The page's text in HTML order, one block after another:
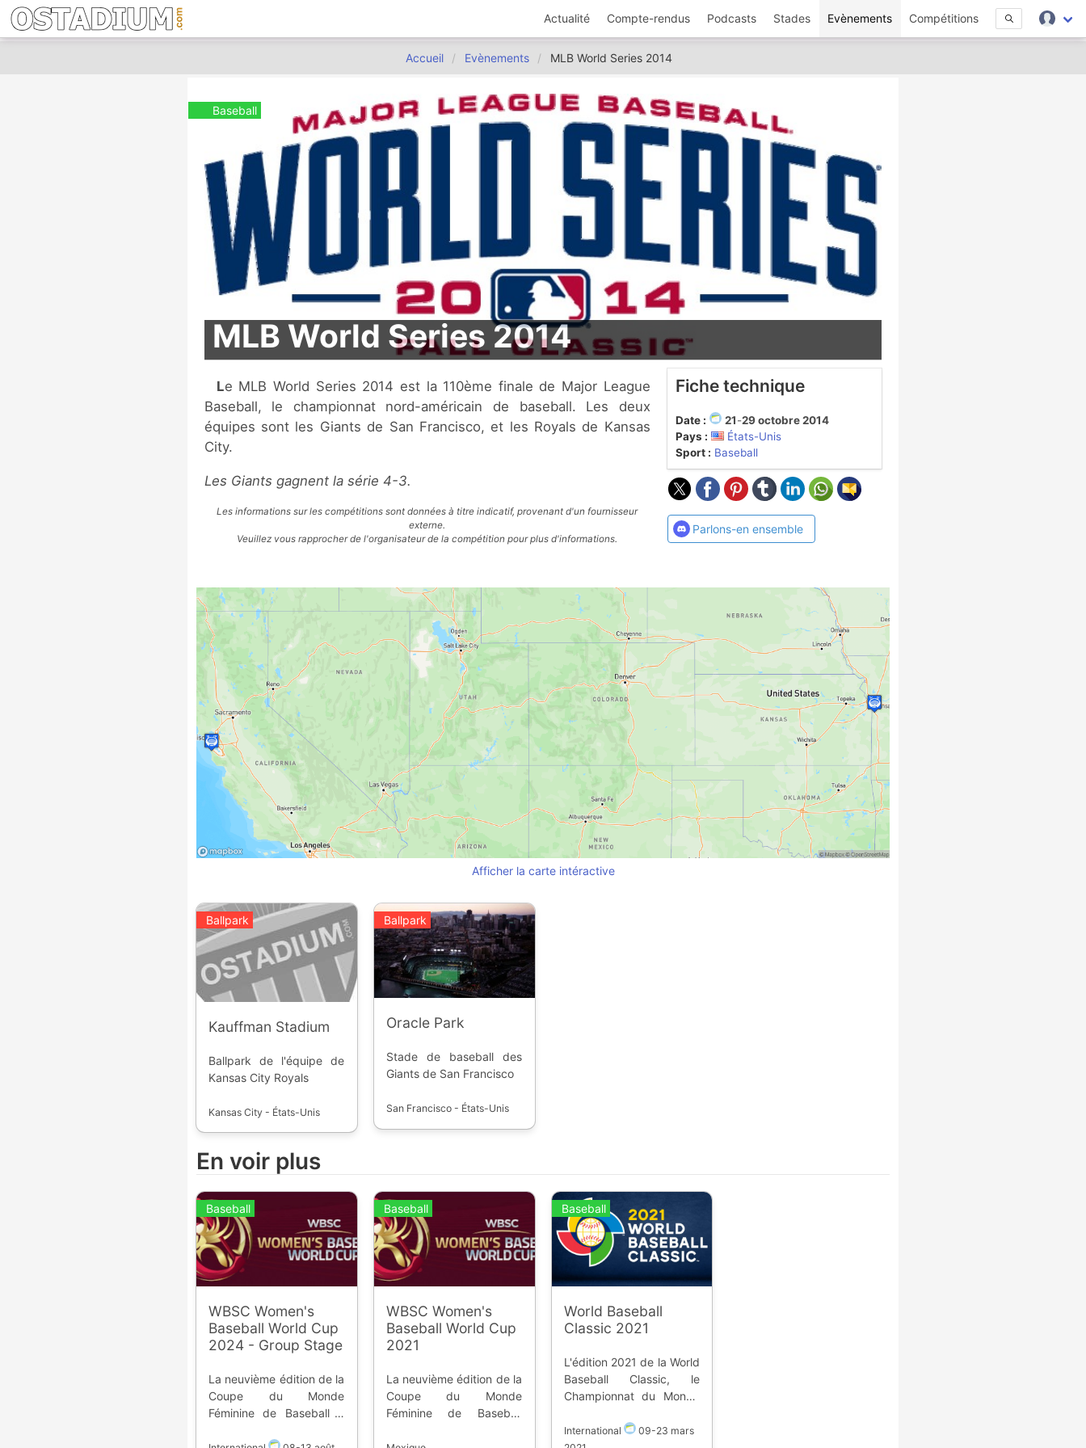
Actualité Compte-rendus Podcasts Stades Evènements Compétitions
Accueil Evènements MLB World Series 2014
Baseball
MLB World Series 2014
Le MLB World Series 2014 est la 110ème finale de Major League
Baseball, le championnat nord-américain de baseball. Les deux
équipes sont les Giants de San Francisco, et les Royals de Kansas
City.
Les Giants gagnent la série 4-3.
Les informations sur les compétitions sont données à titre indicatif, provenant d'un fournisseur
externe.
Veuillez vous rapprocher de l'organisateur de la compétition pour plus d'informations.
Fiche technique
Date : 21-29 octobre 2014
Pays :
États-Unis
Sport : Baseball
Parlons-en ensemble
Afficher la carte intéractive
Ballpark
Kauffman Stadium
Ballpark de l'équipe de
Kansas City Royals
Kansas City - États-Unis
Ballpark
Oracle Park
Stade de baseball des
Giants de San Francisco
San Francisco - États-Unis
En voir plus
Baseball
WBSC Women's
Baseball World Cup
2024 - Group Stage
La neuvième édition de la
Coupe du Monde
Féminine de Baseball a
Baseball
WBSC Women's
Baseball World Cup
2021
La neuvième édition de la
Coupe du Monde
Féminine de Baseball
Baseball
World Baseball
Classic 2021
L'édition 2021 de la World
Baseball Classic, le
Championnat du Monde
20 équipes dont 16 de
International 09-23 mars